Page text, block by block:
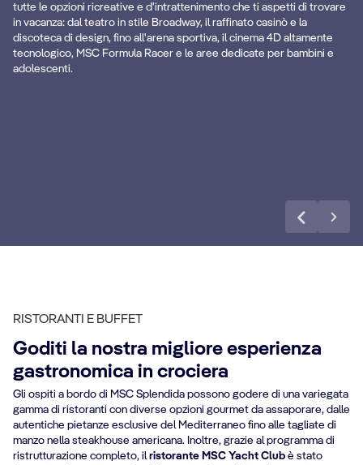
tutte le opzioni ricreative e d'intrattenimento che ti aspetti di trovare
in vacanza: dal teatro in stile Broadway, il raffinato casinò e la
discoteca di design, fino all'arena sportiva, il cinema 4D altamente
tecnologico, MSC Formula Racer e le aree dedicate per bambini e
adolescenti.
RISTORANTI E BUFFET
Goditi la nostra migliore esperienza
gastronomica in crociera
Gli ospiti a bordo di MSC Splendida possono godere di una variegata
gamma di ristoranti con diverse opzioni gourmet da assaporare, dalle
autentiche pietanze esclusive del Mediterraneo fino alle tagliate di
manzo nella steakhouse americana. Inoltre, grazie al programma di
ristrutturazione completo, ilristorante MSC Yacht Club è stato